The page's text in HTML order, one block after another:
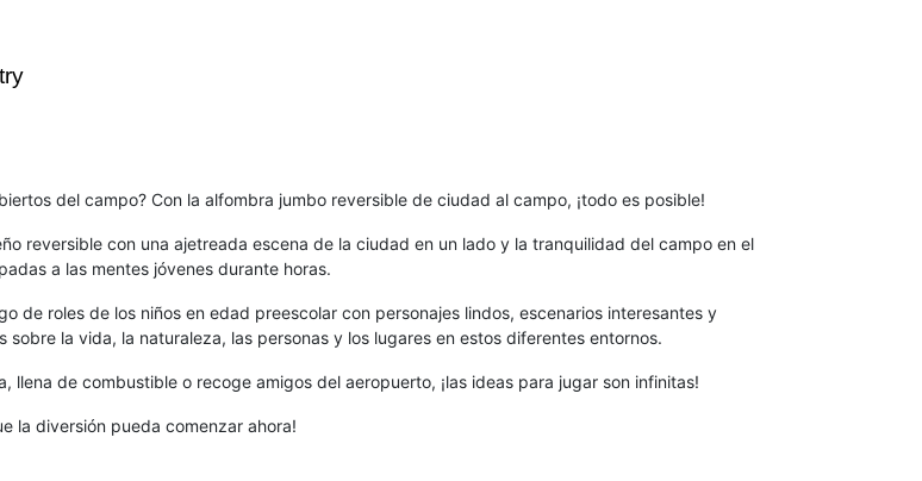
del campo? Con la alfombra jumbo reversible de ciudad al campo, ¡todo es posible!
reversible con una ajetreada escena de la ciudad en un lado y la tranquilidad del campo en el
a las mentes jóvenes durante horas.
de roles de los niños en edad preescolar con personajes lindos, escenarios interesantes y
la vida, la naturaleza, las personas y los lugares en estos diferentes entornos.
llena de combustible o recoge amigos del aeropuerto, ¡las ideas para jugar son infinitas!
la diversión pueda comenzar ahora!